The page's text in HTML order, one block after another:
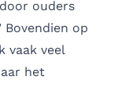
ouders
op
vaak veel
het